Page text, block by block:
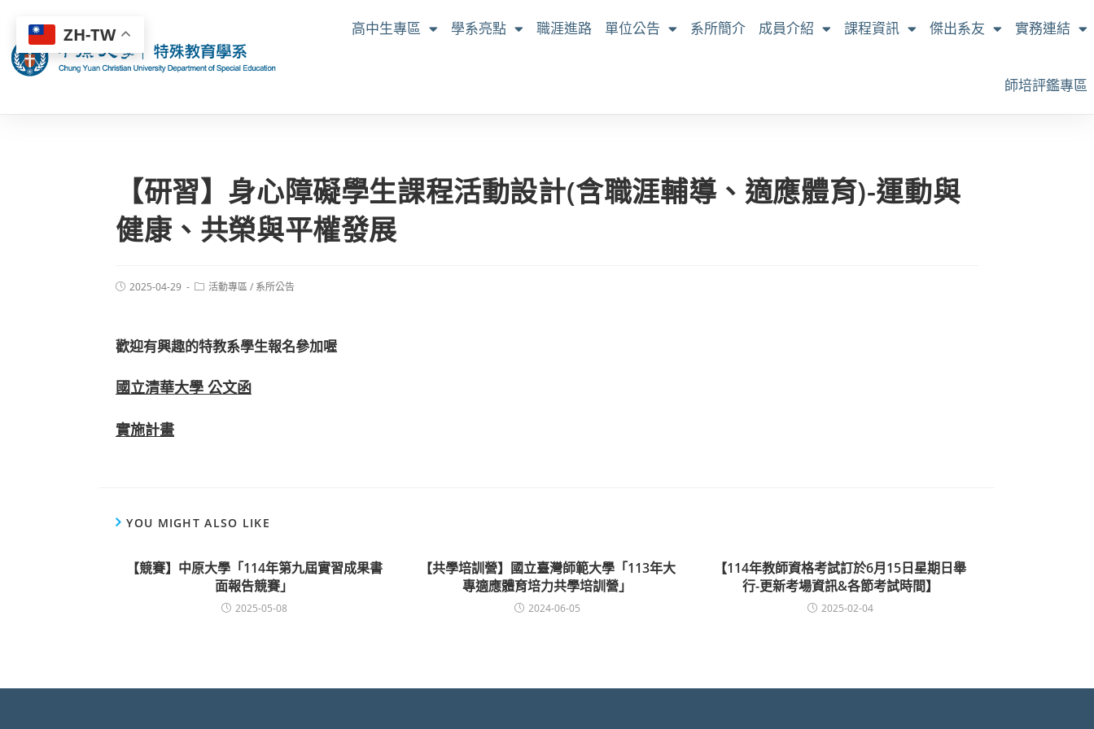
高中生專區 學系亮點 職涯進路 單位公告 系所簡介 成員介紹 課程資訊 傑出系友 實務連結
師培評鑑專區
【研習】身心障礙學生課程活動設計(含職涯輔導、適應體育)-運動與
健康、共榮與平權發展
2025-04-29 活動專區/ 系所公告
歡迎有興趣的特教系學生報名參加喔
國立清華大學 公文函
實施計畫
YOU MIGHT ALSO LIKE
【競賽】中原大學「114年第九屆實習成果書
面報告競賽」
2025-05-08
【共學培訓營】國立臺灣師範大學「113年大
專適應體育培力共學培訓營」
2024-06-05
【114年教師資格考試訂於6月15日星期日舉
行-更新考場資訊&各節考試時間】
2025-02-04
ZH-TW